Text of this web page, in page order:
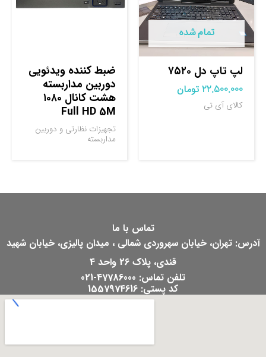
تمام شده
لپ تاپ دل ۷۵۲۰
22.500.000 تومان
کالای آی تی
ضبط کننده ویدئویی
دوربین مداربسته
هشت کانال ۱۰۸۰
Full HD 5M
تجهیزات نظارتی و دوربین
مداربسته
تماس با ما
آدرس: تهران، خیابان سهروردی شمالی ، میدان پالیزی، خیابان شهید
قندی، پلاک 26 واحد 4
تلفن تماس: 47786000-021
کد پستی: 1557974616